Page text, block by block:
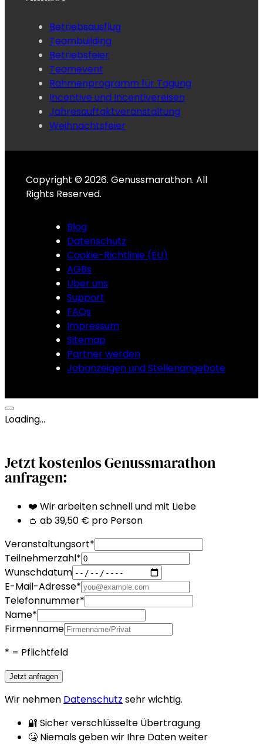
Betriebsausflug
Teambuilding
Betriebsfeier
Teamevent
Rahmenprogramm für Tagung
Incentive und Incentivereisen
Jahresauftaktveranstaltung
Weihnachtsfeier
Copyright © 2026. Genussmarathon. All
Rights Reserved.
Blog
Datenschutz
Cookie-Richtlinie (EU)
AGBs
Über uns
Support
FAQs
Impressum
Sitemap
Partner werden
Jobanzeigen und Stellenangebote
Loading…
Jetzt kostenlos Genussmarathon
anfragen:
❤️ Wir arbeiten schnell und mit Liebe
👛 ab 39,50 € pro Person
Veranstaltungsort*
Teilnehmerzahl*
Wunschdatum
E-Mail-Adresse*
Telefonnummer*
Name*
Firmenname
* = Pflichtfeld
Jetzt anfragen
Wir nehmen Datenschutz sehr wichtig.
🔐 Sicher verschlüsselte Übertragung
🤐 Niemals geben wir Ihre Daten weiter